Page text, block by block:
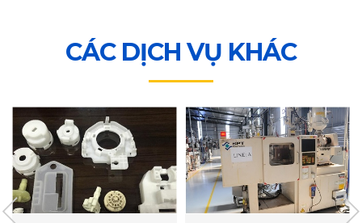
CÁC DỊCH VỤ KHÁC